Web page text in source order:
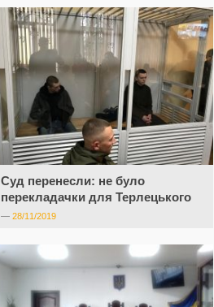
Суд перенесли: не було
перекладачки для Терлецького
— 28/11/2019